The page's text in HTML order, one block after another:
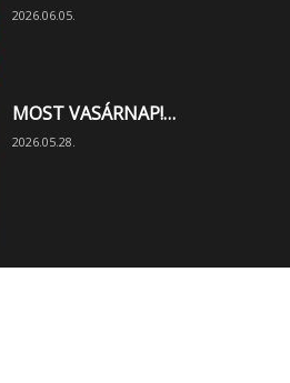
2026.06.05.
MOST VASÁRNAP!…
2026.05.28.